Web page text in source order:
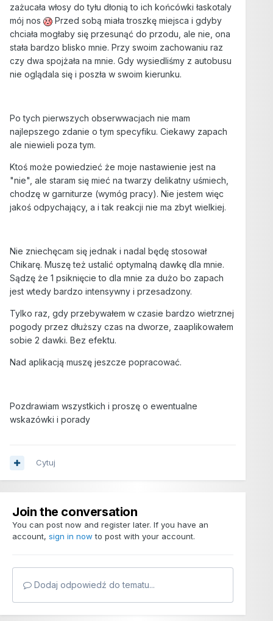
zażucała włosy do tyłu dłonią to ich końcówki łaskotaly
mój nos
Przed sobą miała troszkę miejsca i gdyby
chciała mogłaby się przesunąć do przodu, ale nie, ona
stała bardzo blisko mnie. Przy swoim zachowaniu raz
czy dwa spojżała na mnie. Gdy wysiedliśmy z autobusu
nie oglądala się i poszła w swoim kierunku.
Po tych pierwszych obserwwacjach nie mam
najlepszego zdanie o tym specyfiku. Ciekawy zapach
ale niewieli poza tym.
Ktoś może powiedzieć że moje nastawienie jest na
"nie", ale staram się mieć na twarzy delikatny uśmiech,
chodzę w garniturze (wymóg pracy). Nie jestem więc
jakoś odpychający, a i tak reakcji nie ma zbyt wielkiej.
Nie zniechęcam się jednak i nadal będę stosował
Chikarę. Muszę też ustalić optymalną dawkę dla mnie.
Sądzę że 1 psiknięcie to dla mnie za dużo bo zapach
jest wtedy bardzo intensywny i przesadzony.
Tylko raz, gdy przebywałem w czasie bardzo wietrznej
pogody przez dłuższy czas na dworze, zaaplikowałem
sobie 2 dawki. Bez efektu.
Nad aplikacją muszę jeszcze popracować.
Pozdrawiam wszystkich i proszę o ewentualne
wskazówki i porady
Cytuj
Join the conversation
You can post now and register later. If you have an
account, sign in now to post with your account.
Dodaj odpowiedź do tematu...